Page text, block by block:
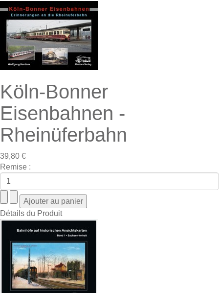
Köln-Bonner
Eisenbahnen -
Rheinüferbahn
39,80 €
Remise :
Détails du Produit